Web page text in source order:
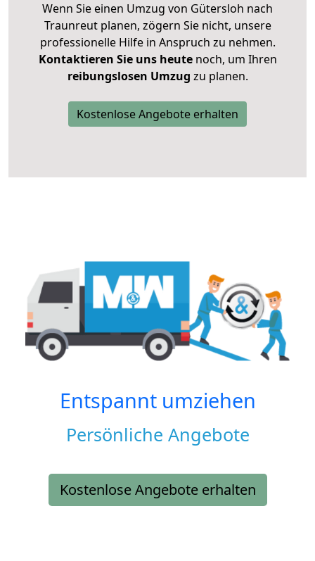
Wenn Sie einen Umzug von Gütersloh nach
Traunreut planen, zögern Sie nicht, unsere
professionelle Hilfe in Anspruch zu nehmen.
Kontaktieren Sie uns heutenoch, um Ihren
reibungslosen Umzug zu planen.
Kostenlose Angebote erhalten
Entspannt umziehen
Persönliche Angebote
Kostenlose Angebote erhalten